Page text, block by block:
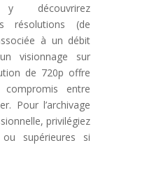
découvrirez
résolutions (de
à un débit
visionnage sur
de 720p offre
entre
Pour l’archivage
privilégiez
supérieures si